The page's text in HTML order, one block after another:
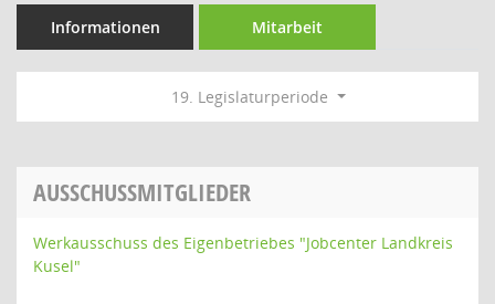
Informationen Mitarbeit
19. Legislaturperiode
AUSSCHUSSMITGLIEDER
Werkausschuss des Eigenbetriebes "Jobcenter Landkreis
Kusel"